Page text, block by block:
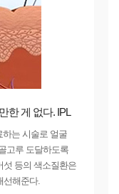
한 게 없다. IPL
하는 시술로 얼굴
고루 도달하도록
섯 등의 색소질환은
선해준다.